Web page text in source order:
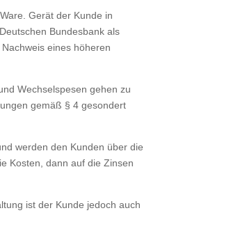
Gerät der Kunde in
Bundesbank als
eines höheren
Wechselspesen gehen zu
gemäß § 4 gesondert
werden den Kunden über die
Kosten, dann auf die Zinsen
ist der Kunde jedoch auch